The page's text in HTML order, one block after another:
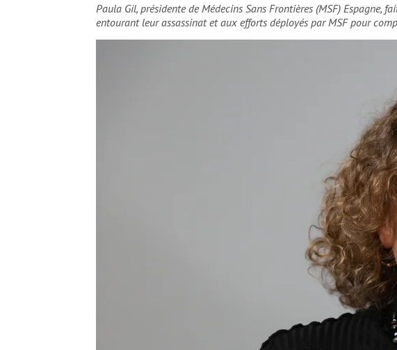
Paula Gil, présidente de Médecins Sans Frontières (MSF)
entourant leur assassinat et aux efforts déployés par MSF pour